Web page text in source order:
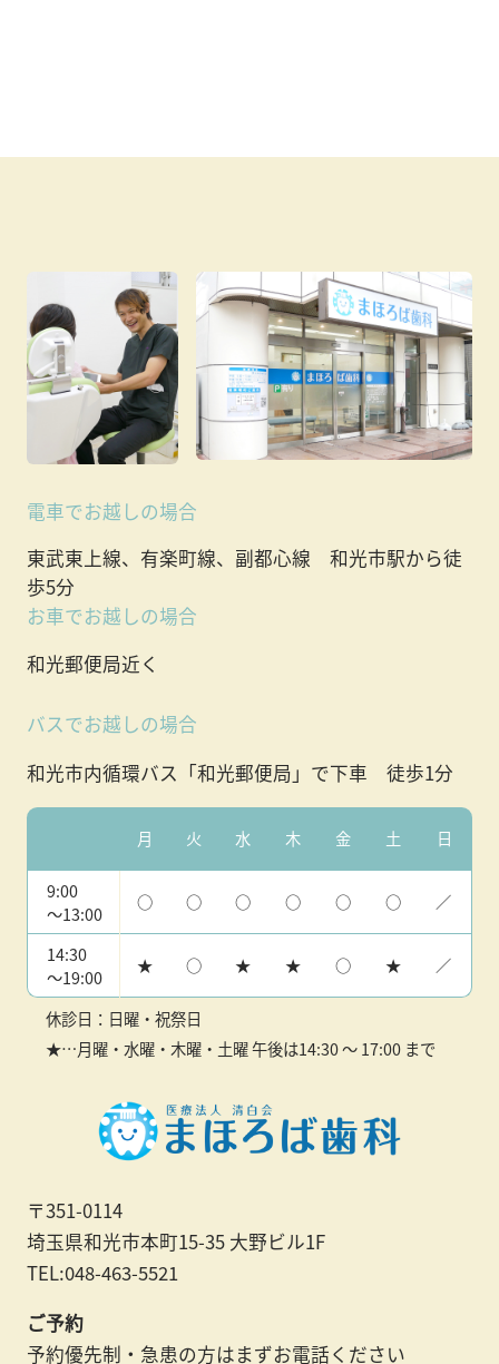
電車でお越しの場合
東武東上線、有楽町線、副都心線 和光市駅から徒
歩5分
お車でお越しの場合
和光郵便局近く
バスでお越しの場合
和光市内循環バス「和光郵便局」で下車 徒歩1分
〒351-0114
埼玉県和光市本町15-35 大野ビル1F
TEL:048-463-5521
ご予約
予約優先制・急患の方はまずお電話ください
受付時間
月 火 水 木 金 土 日
9:00
〜13:00
○ ○ ○ ○ ○ ○ ／
14:30
〜19:00
★ ○ ★ ★ ○ ★ ／
休診日：日曜・祝祭日
★…月曜・水曜・木曜・土曜 午後は14:30 ～ 17:00 まで